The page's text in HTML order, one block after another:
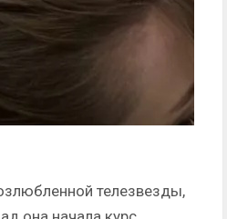
телезвезды,